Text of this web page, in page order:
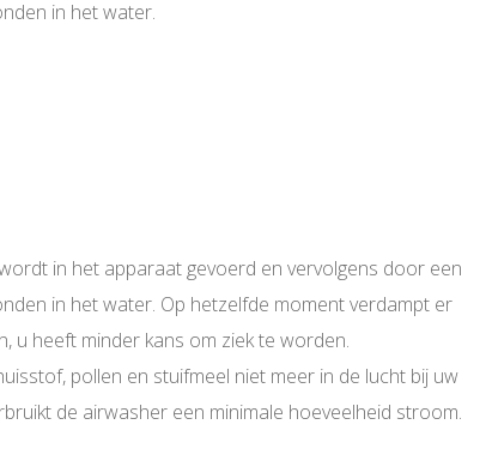
in het water.
in het apparaat gevoerd en vervolgens door een
in het water. Op hetzelfde moment verdampt er
u heeft minder kans om ziek te worden.
pollen en stuifmeel niet meer in de lucht bij uw
de airwasher een minimale hoeveelheid stroom.